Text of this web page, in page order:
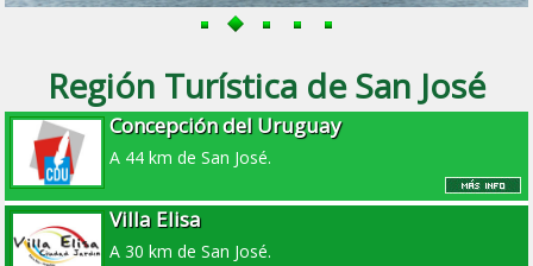
Región Turística de San José
Concepción del Uruguay
A 44 km de San José.
Villa Elisa
A 30 km de San José.